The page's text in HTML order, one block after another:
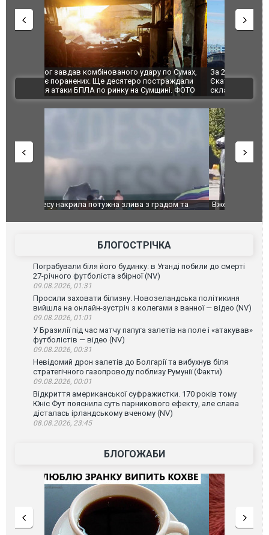
За 2000 кілометрів від кордону з Україною: в
Єкатеринбурзі після атаки дронів загорівся
склад Wildberries. ФОТО. ВІДЕО
"Мої
ВІДЕО
Вже вивели на тести: Ferrari готує оновлення
Вийшов
фільму
БЛОГОСТРІЧКА
Пограбували біля його будинку: в Уганді побили до смерті
27-річного футболіста збірної (NV)
09.08.2026, 01:31
Просили заховати білизну. Новозеландська політикиня
вийшла на онлайн-зустріч з колегами з ванної — відео (NV)
09.08.2026, 01:01
У Бразилії під час матчу папуга залетів на поле і «атакував»
футболістів — відео (NV)
09.08.2026, 00:31
Невідомий дрон залетів до Болгарії та вибухнув біля
стратегічного газопроводу поблизу Румунії (Факти)
09.08.2026, 00:01
Відкриття американської суфражистки. 170 років тому
Юніс Фут пояснила суть парникового ефекту, але слава
дісталась ірландському вченому (NV)
08.08.2026, 23:45
БЛОГОЖАБИ